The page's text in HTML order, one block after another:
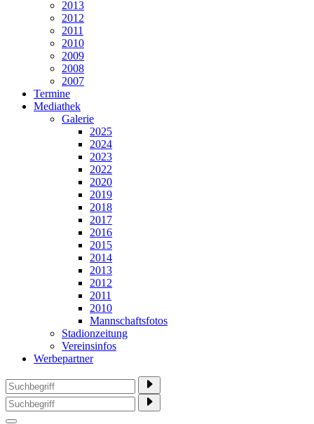
2013
2012
2011
2010
2009
2008
2007
Termine
Mediathek
Galerie
2025
2024
2023
2022
2020
2019
2018
2017
2016
2015
2014
2013
2012
2011
2010
Mannschaftsfotos
Stadionzeitung
Vereinsinfos
Werbepartner